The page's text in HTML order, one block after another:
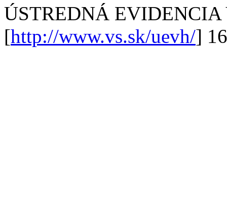
ÚSTREDNÁ
[http://www.vs.sk/uevh/]